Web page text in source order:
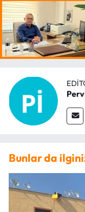
Bunlar da